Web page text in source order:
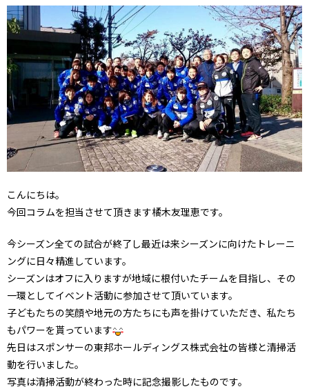
こんにちは。
今回コラムを担当させて頂きます橘木友理恵です。
今シーズン全ての試合が終了し最近は来シーズンに向けたトレーニ
ングに日々精進しています。
シーズンはオフに入りますが地域に根付いたチームを目指し、その
一環としてイベント活動に参加させて頂いています。
子どもたちの笑顔や地元の方たちにも声を掛けていただき、私たち
もパワーを貰っています
先日はスポンサーの東邦ホールディングス株式会社の皆様と清掃活
動を行いました。
写真は清掃活動が終わった時に記念撮影したものです。